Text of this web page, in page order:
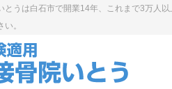
とうは白石市で開業14年、これまで3万人
。